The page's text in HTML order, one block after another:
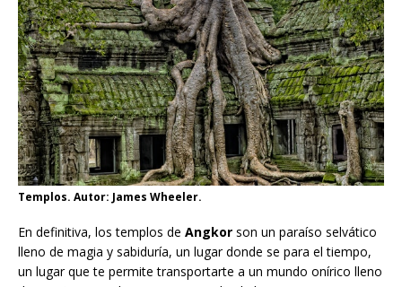
Templos. Autor: James Wheeler.
En definitiva, los templos de Angkor son un paraíso selvático
lleno de magia y sabiduría, un lugar donde se para el tiempo,
un lugar que te permite transportarte a un mundo onírico lleno